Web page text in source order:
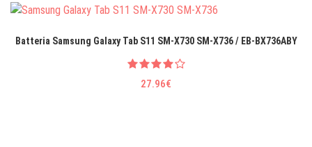
Batteria Samsung Galaxy Tab S11 SM-X730 SM-X736 / EB-BX736ABY
27.96€